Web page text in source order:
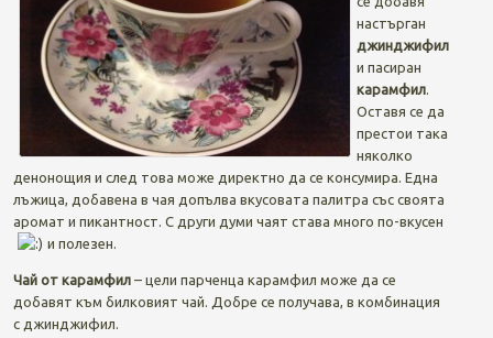
настърган
джинджифил
и пасиран
карамфил.
Оставя се да
престои така
няколко
денонощия и след това може директно да се консумира. Една
лъжица, добавена в чая допълва вкусовата палитра със своята
аромат и пикантност. С други думи чаят става много по-вкусен
и полезен.
Чай от карамфил– цели парченца карамфил може да се
добавят към билковият чай. Добре се получава, в комбинация
с джинджифил.